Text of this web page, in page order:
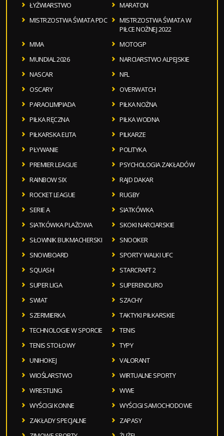
ŁYŻWIARSTWO
MARATON
MISTRZOSTWA ŚWIATA PDC
MISTRZOSTWA ŚWIATA W
PIŁCE NOŻNEJ 2022
MMA
MOTOGP
MUNDIAL 2026
NARCIARSTWO ALPEJSKIE
NASCAR
NFL
OSCARY
OVERWATCH
PARAOLIMPIADA
PIŁKA NOŻNA
PIŁKA RĘCZNA
PIŁKA WODNA
PIŁKARSKA ELITA
PILKARZE
PŁYWANIE
POLITYKA
PREMIER LEAGUE
PSYCHOLOGIA ZAKŁADÓW
RAINBOW SIX
RAJD DAKAR
ROCKET LEAGUE
RUGBY
SERIE A
SIATKÓWKA
SIATKÓWKA PLAŻOWA
SKOKI NARCIARSKIE
SŁOWNIK BUKMACHERSKI
SNOOKER
SNOWBOARD
SPORTY WALKI UFC
SQUASH
STARCRAFT 2
SUPER LIGA
SUPERENDURO
SWIAT
SZACHY
SZERMIERKA
TAKTYKI PIŁKARSKIE
TECHNOLOGIE W SPORCIE
TENIS
TENIS STOŁOWY
TYPY
UNIHOKEJ
VALORANT
WIOŚLARSTWO
WIRTUALNE SPORTY
WRESTLING
WWE
WYŚCIGI KONNE
WYŚCIGI SAMOCHODOWE
ZAKŁADY SPECJALNE
ZAPASY